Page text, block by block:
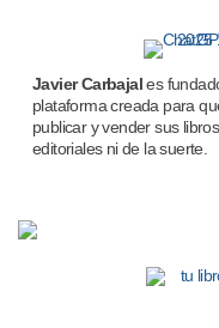
Javier Carbajales
plataforma creada para
publicar y vender sus
editoriales ni de la suerte.